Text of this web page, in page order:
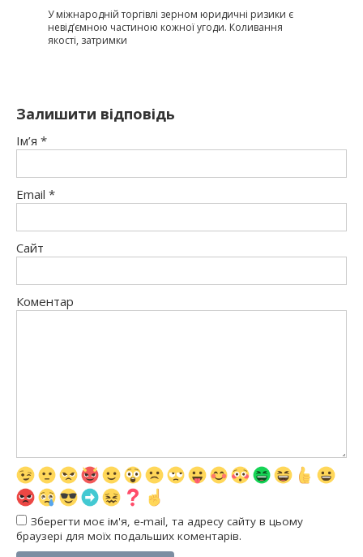
У міжнародній торгівлі зерном юридичні ризики є
невід’ємною частиною кожної угоди. Коливання
якості, затримки
Залишити відповідь
Ім’я *
Email *
Сайт
Коментар
Зберегти моє ім'я, e-mail, та адресу сайту в цьому
браузері для моїх подальших коментарів.